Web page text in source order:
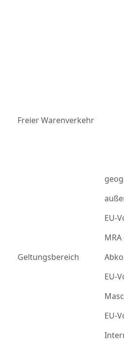
Freier Warenverkehr
Geltungsbereich
EU-
EU-
EU-